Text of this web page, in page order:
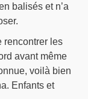
balisés et n’a
rencontrer les
avant même
voilà bien
Enfants et